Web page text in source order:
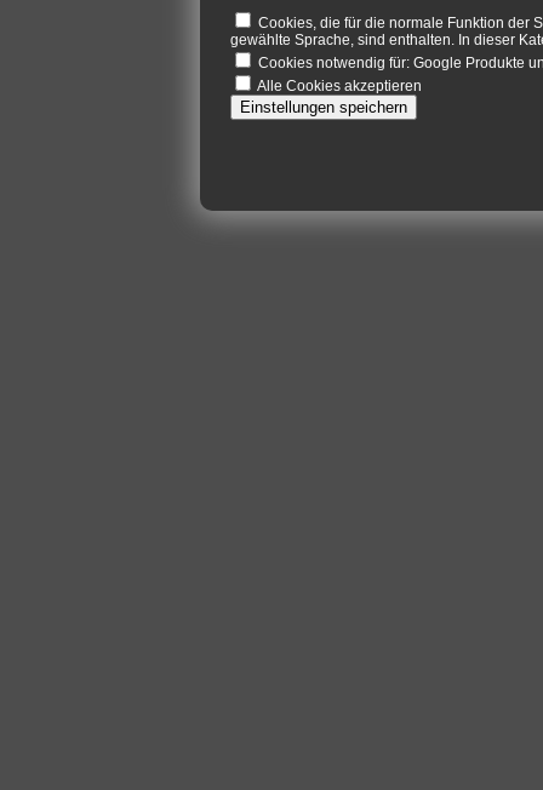
Cookies, die für die normale Funktion der
gewählte Sprache, sind enthalten. In dieser
Cookies notwendig für: Google Produkte
Alle Cookies akzeptieren
Einstellungen speichern